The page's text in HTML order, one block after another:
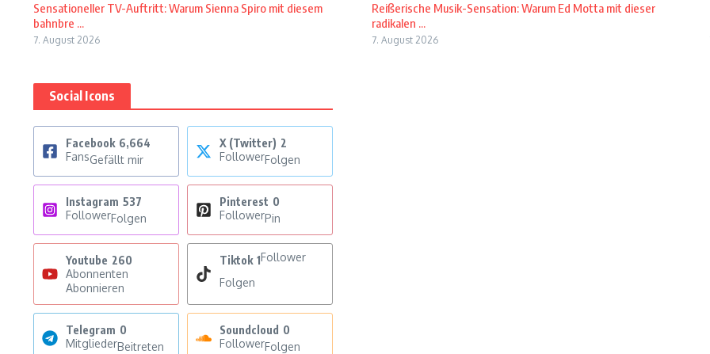
Sensationeller TV-Auftritt: Warum Sienna Spiro mit diesem
bahnbre ...
7. August 2026
Reißerische Musik-Sensation: Warum Ed Motta mit dieser
radikalen ...
7. August 2026
Social Icons
Facebook 6,664
FansGefällt mir
X (Twitter) 2
FollowerFolgen
Instagram 537
FollowerFolgen
Pinterest 0
FollowerPin
Youtube 260
Abonnenten
Abonnieren
Tiktok 1Follower
Folgen
Telegram 0
MitgliederBeitreten
Soundcloud 0
FollowerFolgen